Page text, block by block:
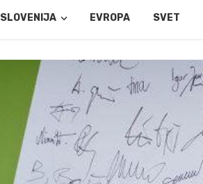
SLOVENIJA EVROPA SVET